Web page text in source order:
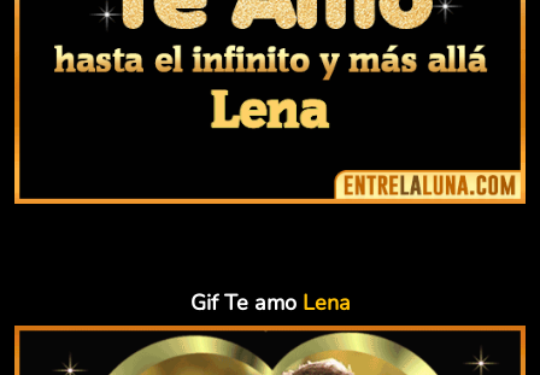
Gif Te amo Lena